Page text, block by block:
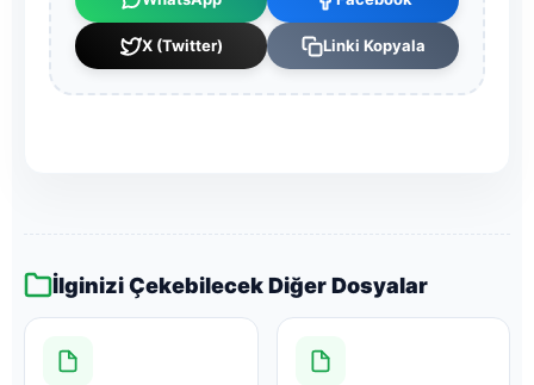
X (Twitter) Linki Kopyala
İlginizi Çekebilecek Diğer Dosyalar